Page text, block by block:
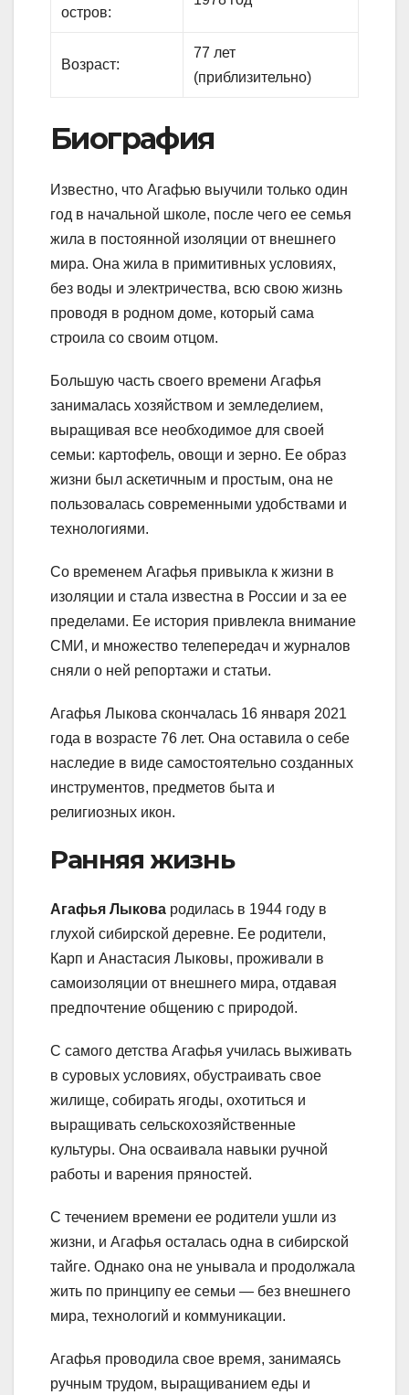
остров:
Возраст:
77 лет
(приблизительно)
Биография
Известно, что Агафью выучили только один
год в начальной школе, после чего ее семья
жила в постоянной изоляции от внешнего
мира. Она жила в примитивных условиях,
без воды и электричества, всю свою жизнь
проводя в родном доме, который сама
строила со своим отцом.
Большую часть своего времени Агафья
занималась хозяйством и земледелием,
выращивая все необходимое для своей
семьи: картофель, овощи и зерно. Ее образ
жизни был аскетичным и простым, она не
пользовалась современными удобствами и
технологиями.
Со временем Агафья привыкла к жизни в
изоляции и стала известна в России и за ее
пределами. Ее история привлекла внимание
СМИ, и множество телепередач и журналов
сняли о ней репортажи и статьи.
Агафья Лыкова скончалась 16 января 2021
года в возрасте 76 лет. Она оставила о себе
наследие в виде самостоятельно созданных
инструментов, предметов быта и
религиозных икон.
Ранняя жизнь
Агафья Лыкова родилась в 1944 году в
глухой сибирской деревне. Ее родители,
Карп и Анастасия Лыковы, проживали в
самоизоляции от внешнего мира, отдавая
предпочтение общению с природой.
С самого детства Агафья училась выживать
в суровых условиях, обустраивать свое
жилище, собирать ягоды, охотиться и
выращивать сельскохозяйственные
культуры. Она осваивала навыки ручной
работы и варения пряностей.
С течением времени ее родители ушли из
жизни, и Агафья осталась одна в сибирской
тайге. Однако она не унывала и продолжала
жить по принципу ее семьи — без внешнего
мира, технологий и коммуникации.
Агафья проводила свое время, занимаясь
ручным трудом, выращиванием еды и